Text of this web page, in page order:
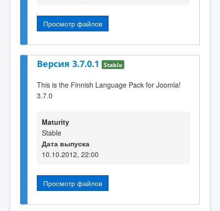
Просмотр файлов
Версия 3.7.0.1 Stable
This is the Finnish Language Pack for Joomla!
3.7.0
Maturity
Stable
Дата выпуска
10.10.2012, 22:00
Просмотр файлов